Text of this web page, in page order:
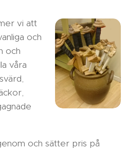
vi att
och
och
våra
och sätter pris på